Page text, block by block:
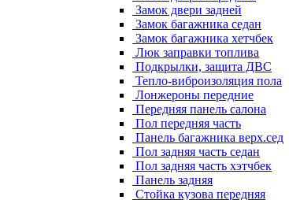
Замок двери задней
Замок багажника седан
Замок багажника хетчбек
Люк заправки топлива
Подкрылки, защита ДВС
Тепло-виброизоляция пола
Лонжероны передние
Передняя панель салона
Пол передняя часть
Панель багажника верх.сед
Пол задняя часть седан
Пол задняя часть хэтчбек
Панель задняя
Стойка кузова передняя